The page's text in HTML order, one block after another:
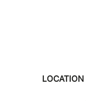
LOCATION